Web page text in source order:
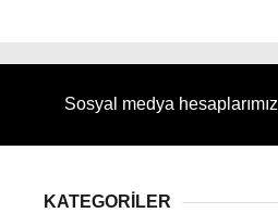
Sosyal medya
KATEGORİLER